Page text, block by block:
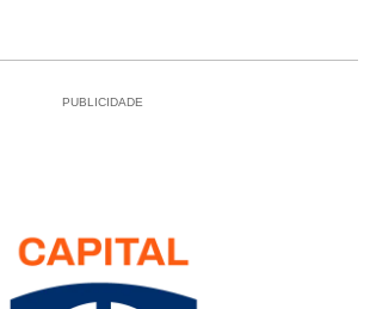
PUBLICIDADE